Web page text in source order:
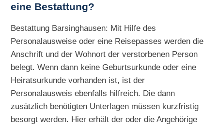
eine Bestattung?
Bestattung Barsinghausen: Mit Hilfe des
Personalausweise oder eine Reisepasses werden die
Anschrift und der Wohnort der verstorbenen Person
belegt. Wenn dann keine Geburtsurkunde oder eine
Heiratsurkunde vorhanden ist, ist der
Personalausweis ebenfalls hilfreich. Die dann
zusätzlich benötigten Unterlagen müssen kurzfristig
besorgt werden. Hier erhält der oder die Angehörige